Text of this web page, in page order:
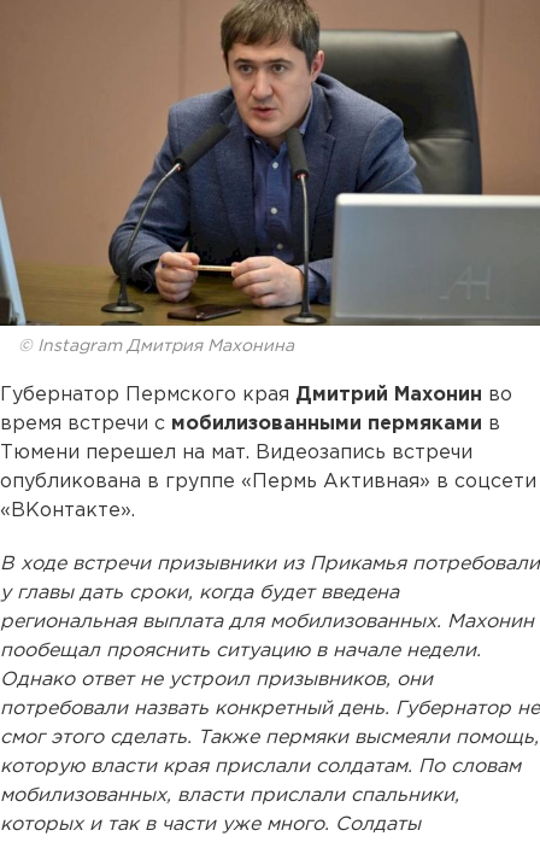
© Instagram Дмитрия Махонина
Губернатор Пермского края Дмитрий Махонин во
время встречи с мобилизованными пермяками в
Тюмени перешел на мат. Видеозапись встречи
опубликована в группе «Пермь Активная» в соцсети
«ВКонтакте».
В ходе встречи призывники из Прикамья потребовали
у главы дать сроки, когда будет введена
региональная выплата для мобилизованных. Махонин
пообещал прояснить ситуацию в начале недели.
Однако ответ не устроил призывников, они
потребовали назвать конкретный день. Губернатор не
смог этого сделать. Также пермяки высмеяли помощь,
которую власти края прислали солдатам. По словам
мобилизованных, власти прислали спальники,
которых и так в части уже много. Солдаты